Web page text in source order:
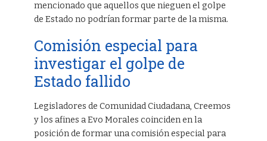
mencionado que aquellos que nieguen el golpe
de Estado no podrían formar parte de la misma.
Comisión especial para
investigar el golpe de
Estado fallido
Legisladores de Comunidad Ciudadana, Creemos
y los afines a Evo Morales coinciden en la
posición de formar una comisión especial para